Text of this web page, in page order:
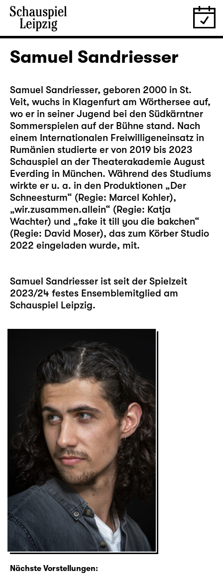
Samuel Sandriesser
Samuel Sandriesser, geboren 2000 in St.
Veit, wuchs in Klagenfurt am Wörthersee auf,
wo er in seiner Jugend bei den Südkärntner
Sommerspielen auf der Bühne stand. Nach
einem Internationalen Freiwilligeneinsatz in
Rumänien studierte er von 2019 bis 2023
Schauspiel an der Theaterakademie August
Everding in München. Während des Studiums
wirkte er u. a. in den Produktionen „Der
Schneesturm“ (Regie: Marcel Kohler),
„wir.zusammen.allein“ (Regie: Katja
Wachter) und „fake it till you die bakchen“
(Regie: David Moser), das zum Körber Studio
2022 eingeladen wurde, mit.
Samuel Sandriesser ist seit der Spielzeit
2023/24 festes Ensemblemitglied am
Schauspiel Leipzig.
Nächste Vorstellungen: